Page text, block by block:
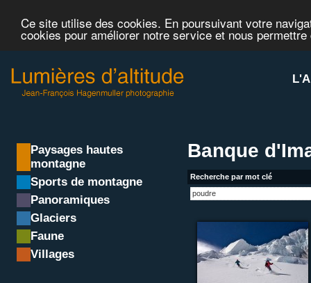
Ce site utilise des cookies. En poursuivant votre
cookies pour améliorer notre service et nous
Paysages hautes
montagne
Sports de montagne
Panoramiques
Glaciers
Faune
Villages
Banque
Recherche par mot clé